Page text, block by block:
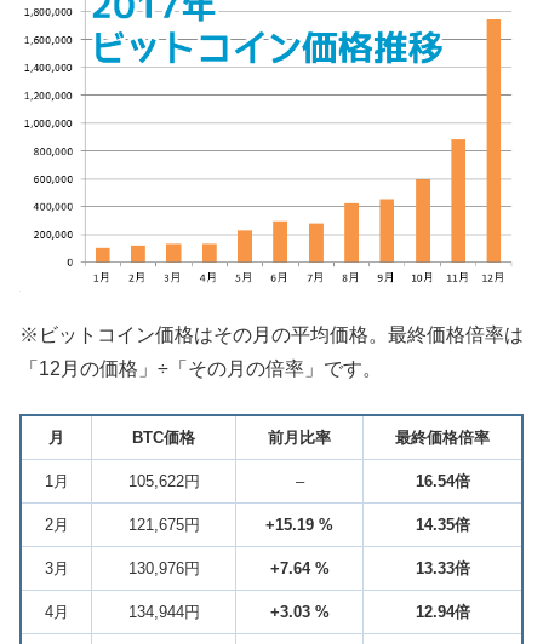
※ビットコイン価格はその月の平均価格。最終価格倍率は
「12月の価格」÷「その月の倍率」です。
月 BTC価格 前月比率 最終価格倍率
1月 105,622円 – 16.54倍
2月 121,675円 +15.19 % 14.35倍
3月 130,976円 +7.64 % 13.33倍
4月 134,944円 +3.03 % 12.94倍